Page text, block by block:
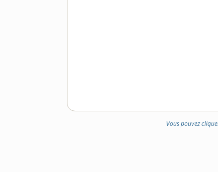
Vous pouvez